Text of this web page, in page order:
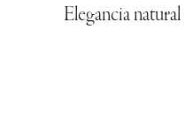
Elegancia natural